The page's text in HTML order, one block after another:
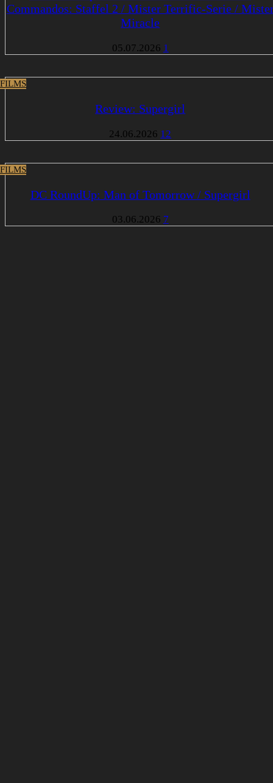
Commandos: Staffel 2 / Mister Terrific-Serie /
Miracle
05.07.2026 1
Review: Supergirl
24.06.2026 12
DC RoundUp: Man of Tomorrow / Supergirl
03.06.2026 7